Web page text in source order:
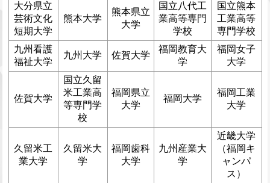
大分県立
芸術文化
短期大学
熊本大学
熊本県立
大学
国立八代工
業高等専門
学校
国立熊本
工業高等
専門学校
九州看護
福祉大学
九州大学 佐賀大学
福岡教育大
学
福岡女子
大学
佐賀大学
国立久留
米工業高
等専門学
校
福岡県立
大学
福岡大学
福岡工業
大学
久留米工
業大学
久留米大
学
福岡歯科
大学
九州産業大
学
近畿大学
（福岡キ
ャンパ
ス）